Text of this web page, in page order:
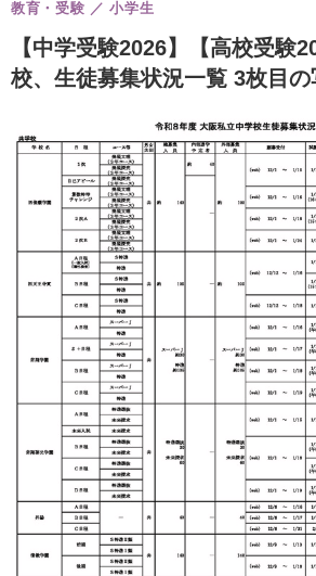
【中学受験2026】【高校受験
校、生徒募集状況一覧 3枚目
教育・受験 小学生